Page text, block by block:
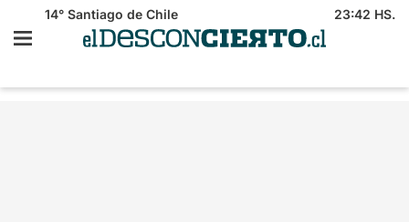
14° Santiago de Chile 23:42 HS.